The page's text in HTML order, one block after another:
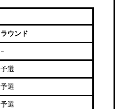
ラウンド
–
予選
予選
予選